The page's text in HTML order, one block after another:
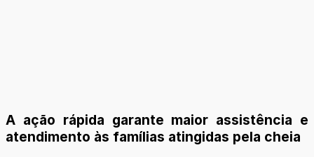
A ação rápida garante maior assistência e
atendimento às famílias atingidas pela cheia